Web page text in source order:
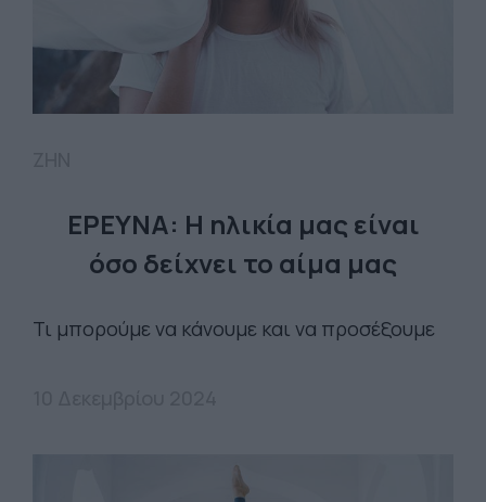
ΕΡΕΥΝΑ: Η ηλικία μας είναι
όσο δείχνει το αίμα μας
Τι μπορούμε να κάνουμε και να προσέξουμε